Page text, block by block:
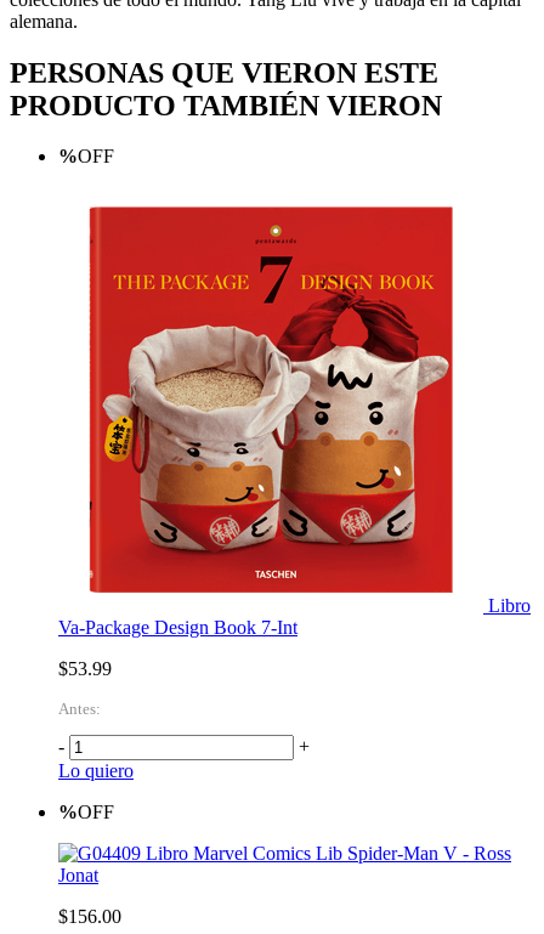
alemana.
PERSONAS QUE VIERON ESTE
PRODUCTO TAMBIÉN VIERON
%OFF
Libro
Va-Package Design Book 7-Int
$53.99
Antes:
-
+
Lo quiero
%OFF
Libro Marvel Comics Lib Spider-Man V - Ross
Jonat
$156.00